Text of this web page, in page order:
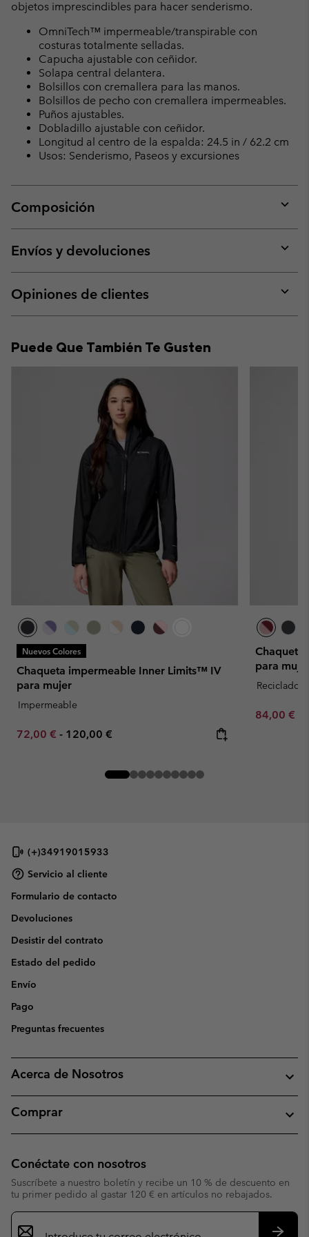
objetos imprescindibles para hacer senderismo.
OmniTech™ impermeable/transpirable con
costuras totalmente selladas.
Capucha ajustable con ceñidor.
Solapa central delantera.
Bolsillos con cremallera para las manos.
Bolsillos de pecho con cremallera impermeables.
Puños ajustables.
Dobladillo ajustable con ceñidor.
Longitud al centro de la espalda: 24.5 in / 62.2 cm
Usos: Senderismo, Paseos y excursiones
Composición
or
Envíos y devoluciones
or
Opiniones de clientes
or
Puede Que También Te Gusten
Nuevos Colores
Chaqueta impermeable Inner Limits™ IV
para mujer
Impermeable
Minimum sale price:
72,00 € - Maximum price:
120,00 €
Chaqueta
para
Reciclado
Minimum
84,00 €
(+)34919015933
Servicio al cliente
Formulario de contacto
Devoluciones
Desistir del contrato
Estado del pedido
Envío
Pago
Preguntas frecuentes
Acerca de Nosotros
Comprar
Conéctate con nosotros
Suscríbete a nuestro boletín y recibe un 10 % de descuento en
tu primer pedido al gastar 120 € en artículos no rebajados.
Suscripción
de